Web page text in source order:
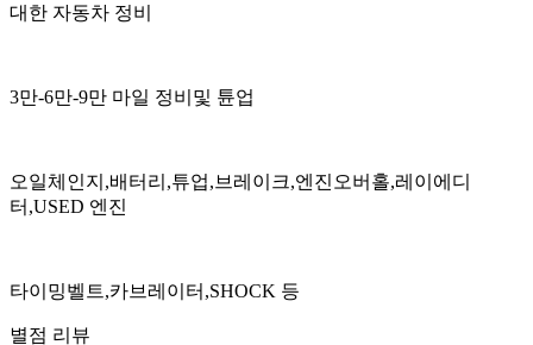
대한 자동차 정비
3만-6만-9만 마일 정비및 튠업
오일체인지,배터리,튜업,브레이크,엔진오버홀,레이에디
터,USED 엔진
타이밍벨트,카브레이터,SHOCK 등
별점 리뷰